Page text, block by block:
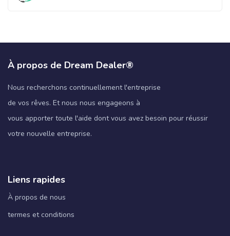
À propos de Dream Dealer®
Nous recherchons continuellement l'entreprise
de vos rêves. Et nous nous engageons à
vous apporter toute l'aide dont vous avez besoin pour réussir
votre nouvelle entreprise.
Liens rapides
À propos de nous
termes et conditions